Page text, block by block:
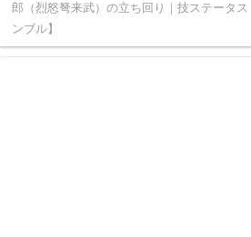
郎（烈怒弩来武）の立ち回り｜技ステータ
ンブル】